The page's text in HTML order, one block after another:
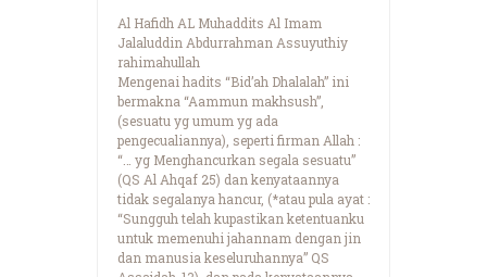
Al Hafidh AL Muhaddits Al Imam
Jalaluddin Abdurrahman Assuyuthiy
rahimahullah
Mengenai hadits “Bid’ah Dhalalah” ini
bermakna “Aammun makhsush”,
(sesuatu yg umum yg ada
pengecualiannya), seperti firman Allah :
“… yg Menghancurkan segala sesuatu”
(QS Al Ahqaf 25) dan kenyataannya
tidak segalanya hancur, (*atau pula ayat :
“Sungguh telah kupastikan ketentuanku
untuk memenuhi jahannam dengan jin
dan manusia keseluruhannya” QS